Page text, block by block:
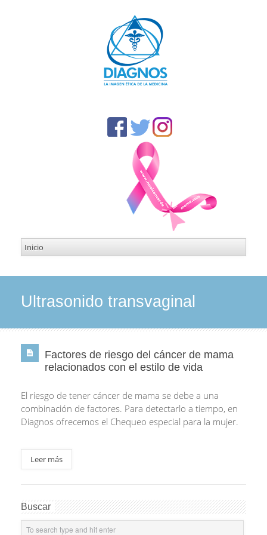
Ultrasonido transvaginal
Factores de riesgo del cáncer de mama
relacionados con el estilo de vida
El riesgo de tener cáncer de mama se debe a una
combinación de factores. Para detectarlo a tiempo, en
Diagnos ofrecemos el Chequeo especial para la mujer.
Leer más
Buscar